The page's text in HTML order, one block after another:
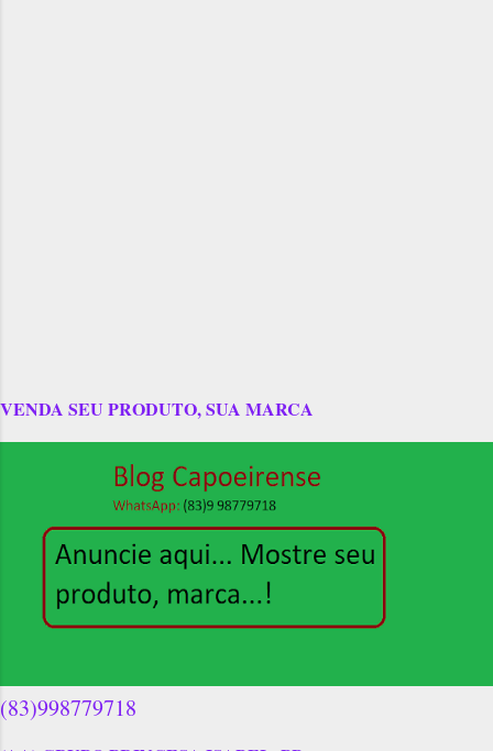
VENDA SEU PRODUTO, SUA MARCA
(83)998779718